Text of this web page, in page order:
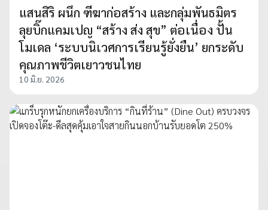
แสนสิริ ผนึก ฑีฆาก่อสร้าง และกลุ่มพันธมิตร
ลุยบิ๊กแคมเปญ “สร้าง ส่ง สุข” ต่อเนื่อง ปั้น
โมเดล ‘ระบบนิเวศการเรียนรู้ยั่งยืน’ ยกระดับ
คุณภาพชีวิตเยาวชนไทย
10 มิ.ย. 2026